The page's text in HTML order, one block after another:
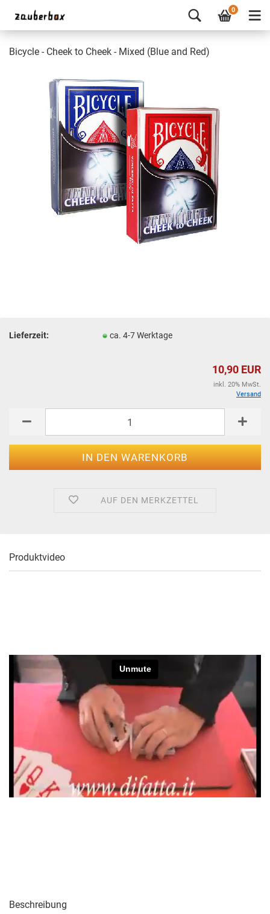
0
Bicycle - Cheek to Cheek - Mixed (Blue and Red)
Lieferzeit: ca. 4-7 Werktage
10,90 EUR
inkl. 20% MwSt.
Versand
AUF DEN MERKZETTEL
Produktvideo
Beschreibung